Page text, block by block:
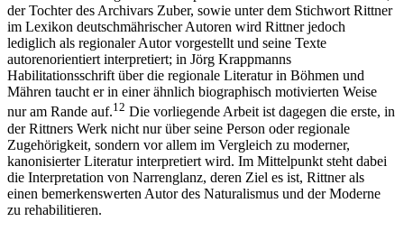
der Tochter des Archivars Zuber, sowie unter dem Stichwort Rittner
im Lexikon deutschmährischer Autoren wird Rittner jedoch
lediglich als regionaler Autor vorgestellt und seine Texte
autorenorientiert interpretiert; in Jörg Krappmanns
Habilitationsschrift über die regionale Literatur in Böhmen und
Mähren taucht er in einerähnlich biographisch motivierten Weise
nur am Rande auf.12 Die vorliegende Arbeit ist dagegen die erste, in
der Rittners Werk nicht nurüber seine Person oder regionale
Zugehörigkeit, sondern vor allem im Vergleich zu moderner,
kanonisierter Literatur interpretiert wird. Im Mittelpunkt steht dabei
die Interpretation von Narrenglanz, deren Ziel es ist, Rittner als
einen bemerkenswerten Autor des Naturalismus und der Moderne
zu rehabilitieren.